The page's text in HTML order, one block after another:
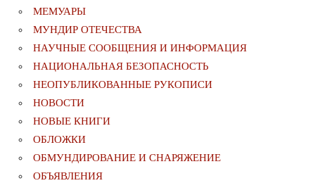
МЕМУАРЫ
МУНДИР ОТЕЧЕСТВА
НАУЧНЫЕ СООБЩЕНИЯ И ИНФОРМАЦИЯ
НАЦИОНАЛЬНАЯ БЕЗОПАСНОСТЬ
НЕОПУБЛИКОВАННЫЕ РУКОПИСИ
НОВОСТИ
НОВЫЕ КНИГИ
ОБЛОЖКИ
ОБМУНДИРОВАНИЕ И СНАРЯЖЕНИЕ
ОБЪЯВЛЕНИЯ